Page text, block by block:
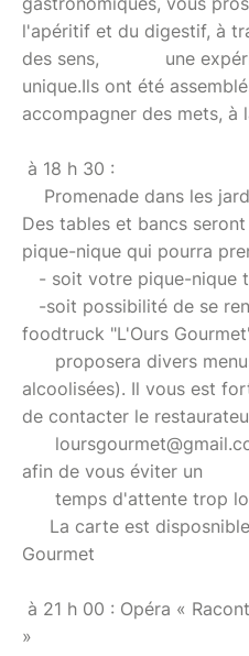
l'apéritif et du digestif, à
des sens, une
unique.Ils ont été
accompagner des mets, à
à 18 h 30 :
Promenade dans les
Des tables et bancs
pique-nique qui pourra
- soit votre pique-nique
-soit possibilité de se
foodtruck "L'Ours
proposera divers
alcoolisées). Il vous
de contacter le
afin de vous éviter un
temps d'attente trop
La carte est disposnible
Gourmet
à 21 h 00 : Opéra «
»